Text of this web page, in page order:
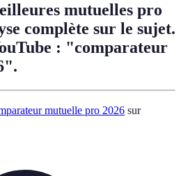
mutuelles pro
complète sur le sujet.
: "comparateur
mutuelle pro 2026 sur